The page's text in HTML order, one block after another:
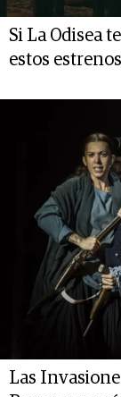
Si La Odisea
estos
Las